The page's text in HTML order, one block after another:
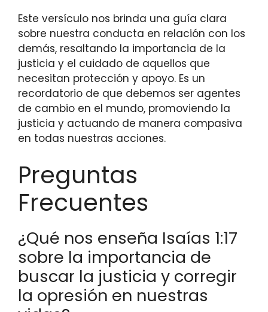
Este versículo nos brinda una guía clara
sobre nuestra conducta en relación con los
demás, resaltando la importancia de la
justicia y el cuidado de aquellos que
necesitan protección y apoyo. Es un
recordatorio de que debemos ser agentes
de cambio en el mundo, promoviendo la
justicia y actuando de manera compasiva
en todas nuestras acciones.
Preguntas
Frecuentes
¿Qué nos enseña Isaías 1:17
sobre la importancia de
buscar la justicia y corregir
la opresión en nuestras